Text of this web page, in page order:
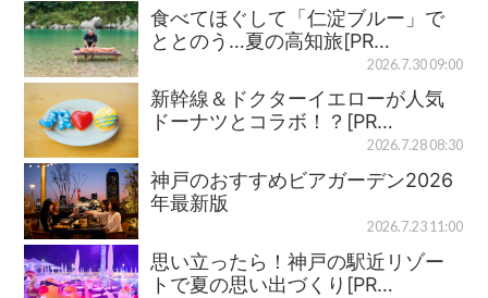
食べてほぐして「仁淀ブルー」で
ととのう…夏の高知旅[PR…
2026.7.30 09:00
新幹線＆ドクターイエローが人気
ドーナツとコラボ！？[PR…
2026.7.28 08:30
神戸のおすすめビアガーデン2026
年最新版
2026.7.23 11:00
思い立ったら！神戸の駅近リゾー
トで夏の思い出づくり[PR…